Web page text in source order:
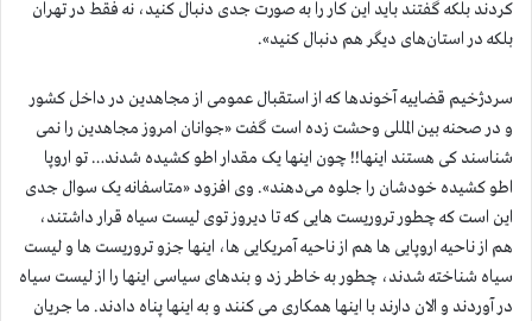
کردند بلکه گفتند باید این کار را به صورت جدی دنبال کنید، نه فقط در تهران
بلکه در استان‌های دیگر هم دنبال کنید».
سردژخیم قضاییه آخوندها که از استقبال عمومی از مجاهدین در داخل کشور
و در صحنه بین المللی وحشت زده است گفت «جوانان امروز مجاهدین را نمی
شناسند کی هستند اینها!! چون اینها یک مقدار اطو کشیده شدند… تو اروپا
اطو کشیده خودشان را جلوه می‌دهند». وی افزود «متاسفانه یک سوال جدی
این است که چطور تروریست هایی که تا دیروز توی لیست سیاه قرار داشتند،
هم از ناحیه اروپایی ها هم از ناحیه آمریکایی ها، اینها جزو تروریست ها و لیست
سیاه شناخته شدند، چطور به خاطر زد و بندهای سیاسی اینها را از لیست سیاه
در آوردند و الان دارند با اینها همکاری می کنند و به اینها پناه دادند. ما جریان